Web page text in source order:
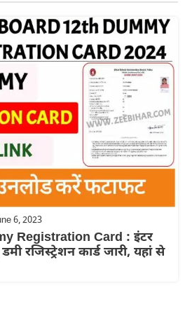
6, 2023
Registration Card : इंटर
रजिस्ट्रेशन कार्ड जारी, यहां से